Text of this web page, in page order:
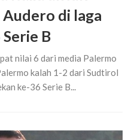
di laga
B
nilai 6 dari media Palermo
kalah 1-2 dari Sudtirol
ke-36 Serie B...